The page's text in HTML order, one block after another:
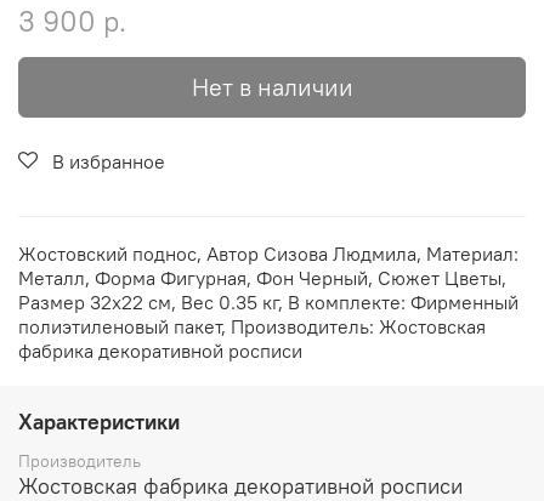
3 900 р.
Нет в наличии
В избранное
Жостовский поднос, Автор Сизова Людмила, Материал:
Металл, Форма Фигурная, Фон Черный, Сюжет Цветы,
Размер 32х22 см, Вес 0.35 кг, В комплекте: Фирменный
полиэтиленовый пакет, Производитель: Жостовская
фабрика декоративной росписи
Характеристики
Производитель
Жостовская фабрика декоративной росписи